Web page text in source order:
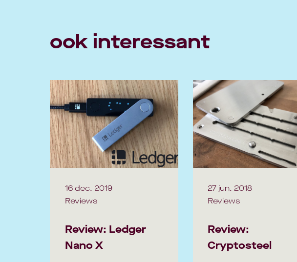
ook interessant
16 dec. 2019
Reviews
Review: Ledger
Nano X
27 jun. 2018
Reviews
Review:
Cryptosteel